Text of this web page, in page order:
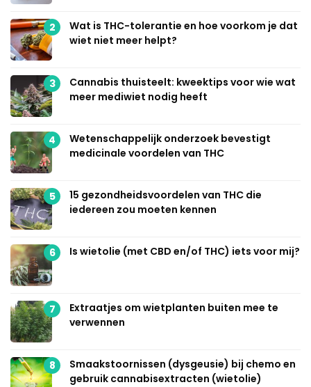
2
Wat is THC-tolerantie en hoe voorkom je dat
wiet niet meer helpt?
3
Cannabis thuisteelt: kweektips voor wie wat
meer mediwiet nodig heeft
4
Wetenschappelijk onderzoek bevestigt
medicinale voordelen van THC
5
15 gezondheidsvoordelen van THC die
iedereen zou moeten kennen
6 Is wietolie (met CBD en/of THC) iets voor mij?
7
Extraatjes om wietplanten buiten mee te
verwennen
8
Smaakstoornissen (dysgeusie) bij chemo en
gebruik cannabisextracten (wietolie)